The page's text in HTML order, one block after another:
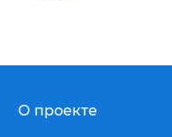
О проекте